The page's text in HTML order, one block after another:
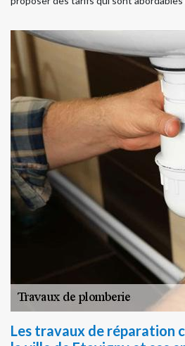
Les travaux de réparation